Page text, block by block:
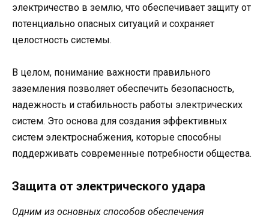
электричество в землю, что обеспечивает защиту от
потенциально опасных ситуаций и сохраняет
целостность системы.
В целом, понимание важности правильного
заземления позволяет обеспечить безопасность,
надежность и стабильность работы электрических
систем. Это основа для создания эффективных
систем электроснабжения, которые способны
поддерживать современные потребности общества.
Защита от электрического удара
Одним из основных способов обеспечения